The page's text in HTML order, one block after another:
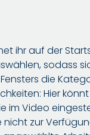
ihr auf der
sodass
die
Hier
im Video
zur